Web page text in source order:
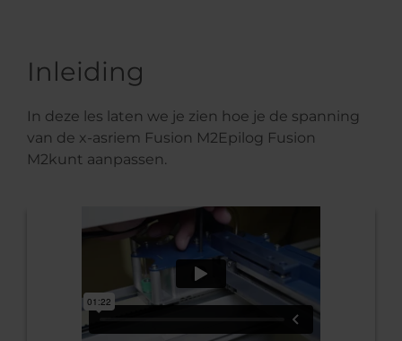
Inleiding
In deze les laten we je zien hoe je de spanning
van de x-asriem Fusion M2Epilog Fusion
M2kunt aanpassen.